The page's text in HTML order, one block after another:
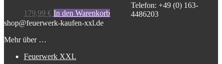
179,99 € In den Warenkorb
Telefon: +49 (0) 163-
4486203
shop@feuerwerk-kaufen-xxl.de
Mehr über …
Feuerwerk XXL